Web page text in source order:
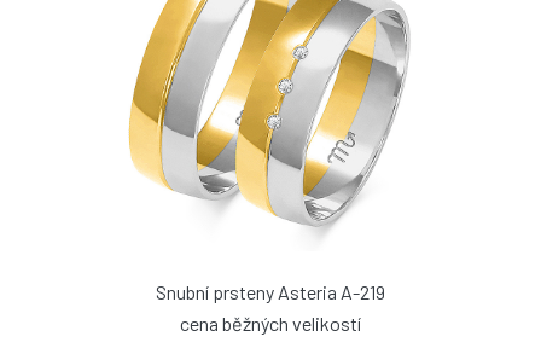
Snubní prsteny Asteria A-219
cena běžných velikostí